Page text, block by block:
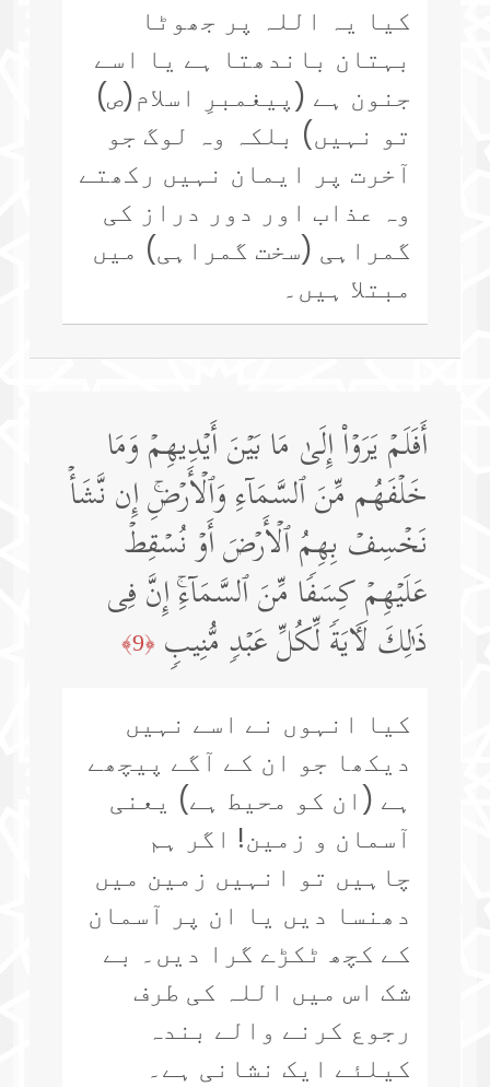
کیا یہ اللہ پر جھوٹا
بہتان باندھتا ہے یا اسے
جنون ہے (پیغمبرِ اسلام(ص)
تو نہیں) بلکہ وہ لوگ جو
آخرت پر ایمان نہیں رکھتے
وہ عذاب اور دور دراز کی
گمراہی (سخت گمراہی) میں
مبتلا ہیں۔
أَفَلَمۡ یَرَوۡا۟ إِلَىٰ مَا بَیۡنَ أَیۡدِیهِمۡ وَمَا
خَلۡفَهُم مِّنَ ٱلسَّمَاۤءِ وَٱلۡأَرۡضِۚ إِن نَّشَأۡ
نَخۡسِفۡ بِهِمُ ٱلۡأَرۡضَ أَوۡ نُسۡقِطۡ
عَلَیۡهِمۡ كِسَفࣰا مِّنَ ٱلسَّمَاۤءِۚ إِنَّ فِی
ذَ ٰ⁠لِكَ لَـَٔایَةࣰ لِّكُلِّ عَبۡدࣲ مُّنِیبࣲ ﴿9﴾
کیا انہوں نے اسے نہیں
دیکھا جو ان کے آگے پیچھے
ہے (ان کو محیط ہے) یعنی
آسمان و زمین! اگر ہم
چاہیں تو انہیں زمین میں
دھنسا دیں یا ان پر آسمان
کے کچھ ٹکڑے گرا دیں۔ بے
شک اس میں اللہ کی طرف
رجوع کرنے والے بندہ
کیلئے ایک نشانی ہے۔